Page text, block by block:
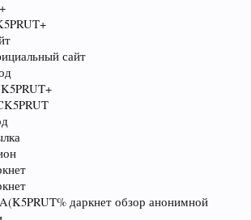
сайт
даркнет обзор анонимной